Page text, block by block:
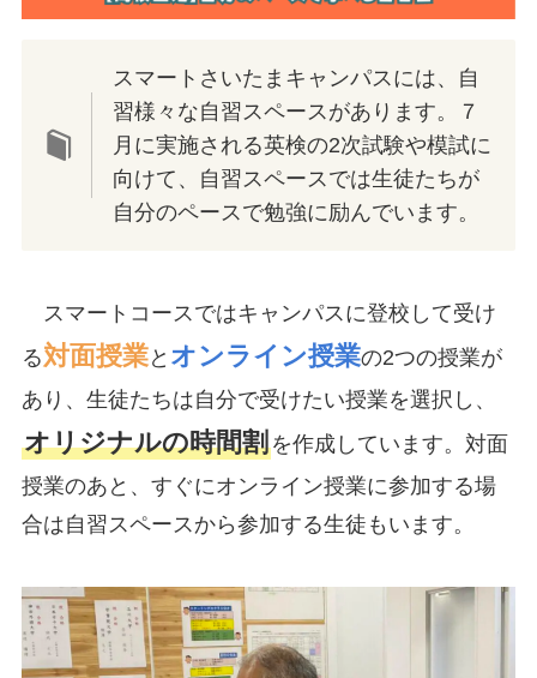
スマートさいたまキャンパスには、自
習様々な自習スペースがあります。７
月に実施される英検の2次試験や模試に
向けて、自習スペースでは生徒たちが
自分のペースで勉強に励んでいます。
スマートコースではキャンパスに登校して受け
る対面授業と オンライン授業の2つの授業が
あり、生徒たちは自分で受けたい授業を選択し、
オリジナルの時間割を作成しています。対面
授業のあと、すぐにオンライン授業に参加する場
合は自習スペースから参加する生徒もいます。